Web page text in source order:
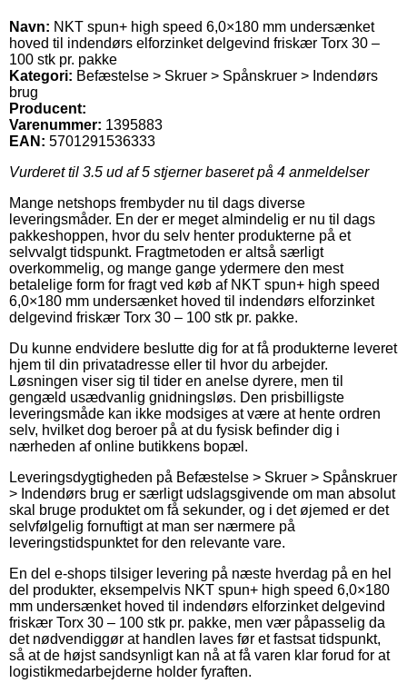
Navn: NKT spun+ high speed 6,0×180 mm undersænket
hoved til indendørs elforzinket delgevind friskær Torx 30 –
100 stk pr. pakke
Kategori: Befæstelse > Skruer > Spånskruer > Indendørs
brug
Producent:
Varenummer: 1395883
EAN: 5701291536333
Vurderet til 3.5 ud af 5 stjerner baseret på 4 anmeldelser
Mange netshops frembyder nu til dags diverse
leveringsmåder. En der er meget almindelig er nu til dags
pakkeshoppen, hvor du selv henter produkterne på et
selvvalgt tidspunkt. Fragtmetoden er altså særligt
overkommelig, og mange gange ydermere den mest
betalelige form for fragt ved køb af NKT spun+ high speed
6,0×180 mm undersænket hoved til indendørs elforzinket
delgevind friskær Torx 30 – 100 stk pr. pakke.
Du kunne endvidere beslutte dig for at få produkterne leveret
hjem til din privatadresse eller til hvor du arbejder.
Løsningen viser sig til tider en anelse dyrere, men til
gengæld usædvanlig gnidningsløs. Den prisbilligste
leveringsmåde kan ikke modsiges at være at hente ordren
selv, hvilket dog beroer på at du fysisk befinder dig i
nærheden af online butikkens bopæl.
Leveringsdygtigheden på Befæstelse > Skruer > Spånskruer
> Indendørs brug er særligt udslagsgivende om man absolut
skal bruge produktet om få sekunder, og i det øjemed er det
selvfølgelig fornuftigt at man ser nærmere på
leveringstidspunktet for den relevante vare.
En del e-shops tilsiger levering på næste hverdag på en hel
del produkter, eksempelvis NKT spun+ high speed 6,0×180
mm undersænket hoved til indendørs elforzinket delgevind
friskær Torx 30 – 100 stk pr. pakke, men vær påpasselig da
det nødvendiggør at handlen laves før et fastsat tidspunkt,
så at de højst sandsynligt kan nå at få varen klar forud for at
logistikmedarbejderne holder fyraften.